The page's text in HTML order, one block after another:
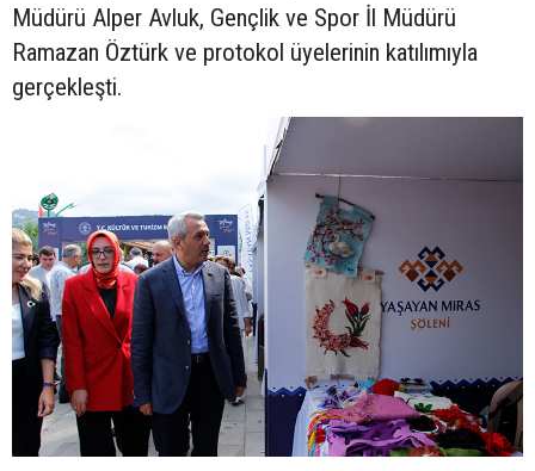
Müdürü Alper Avluk, Gençlik ve Spor İl Müdürü
Ramazan Öztürk ve protokol üyelerinin katılımıyla
gerçekleşti.